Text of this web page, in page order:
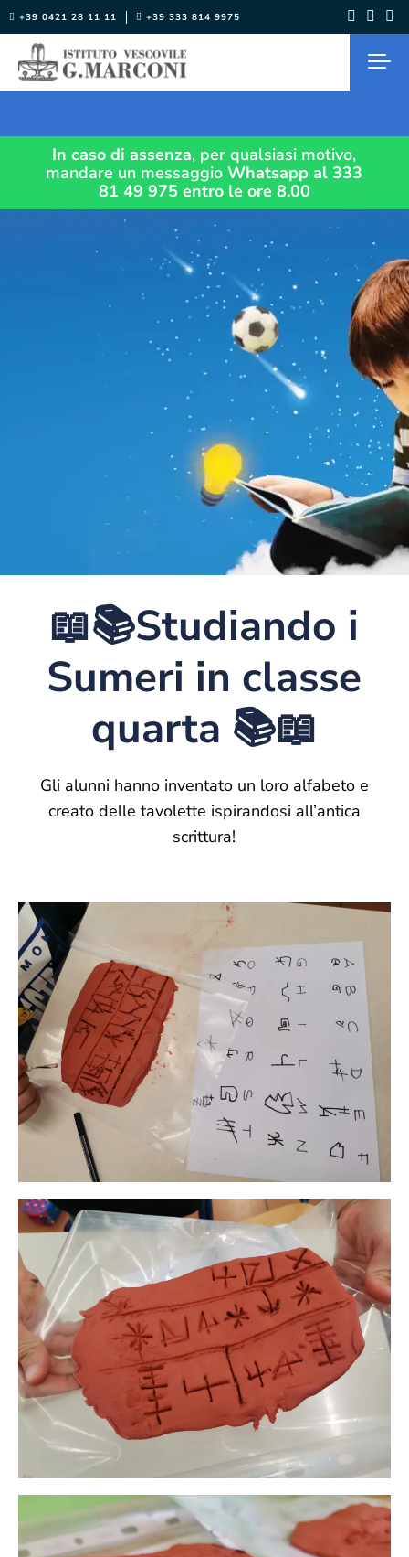
Salta
al
contenuto
+39 0421 28 11 11 +39 333 814 9975
In caso di assenza, per qualsiasi motivo,
mandare un messaggioWhatsapp al 333
81 49 975 entro le ore 8.00
📖📚Studiando i
Sumeri in classe
quarta 📚📖
Gli alunni hanno inventato un loro alfabeto e
creato delle tavolette ispirandosi all’antica
scrittura!